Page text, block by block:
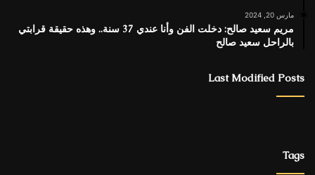
مارس 20, 2024
مريم سعيد صالح: دخلت الفن وأنا عندي 37 سنة.. وهذه حقيقة قرابتي
بالراحل سعيد صالح
Last Modified Posts
Tags